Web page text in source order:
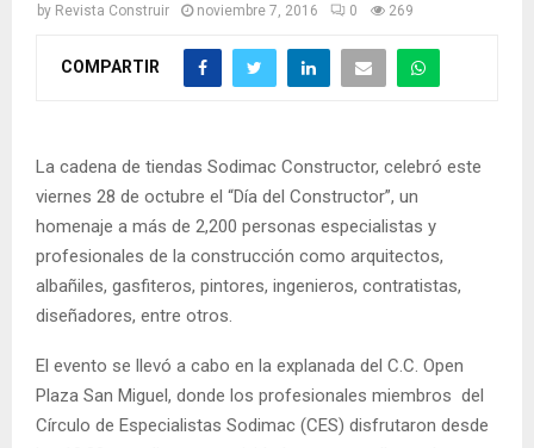
by Revista Construir noviembre 7, 2016 0 269
COMPARTIR
La cadena de tiendas Sodimac Constructor, celebró este
viernes 28 de octubre el “Día del Constructor”, un
homenaje a más de 2,200 personas especialistas y
profesionales de la construcción como arquitectos,
albañiles, gasfiteros, pintores, ingenieros, contratistas,
diseñadores, entre otros.
El evento se llevó a cabo en la explanada del C.C. Open
Plaza San Miguel, donde los profesionales miembros del
Círculo de Especialistas Sodimac (CES) disfrutaron desde